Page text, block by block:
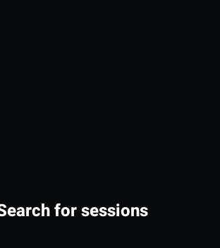
for sessions